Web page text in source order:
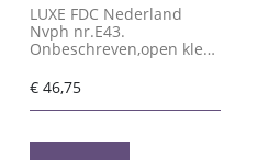
LUXE FDC Nederland
Nvph nr.E43.
Onbeschreven,open klep
€ 46,75